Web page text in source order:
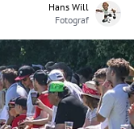
Hans Will
Fotograf